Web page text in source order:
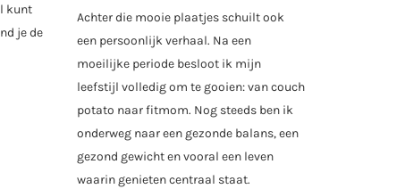
kunt
je de
Achter die mooie plaatjes schuilt ook
een persoonlijk verhaal. Na een
moeilijke periode besloot ik mijn
leefstijl volledig om te gooien: van couch
potato naar fitmom. Nog steeds ben ik
onderweg naar een gezonde balans, een
gezond gewicht en vooral een leven
waarin genieten centraal staat.